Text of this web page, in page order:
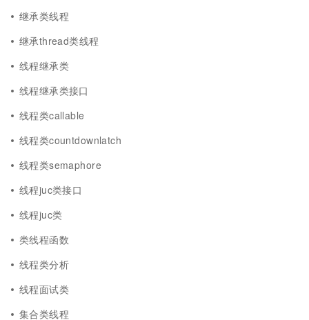
继承类线程
继承thread类线程
线程继承类
线程继承类接口
线程类callable
线程类countdownlatch
线程类semaphore
线程juc类接口
线程juc类
类线程函数
线程类分析
线程面试类
集合类线程